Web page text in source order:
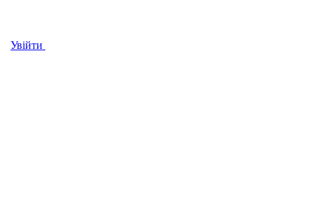
Увійти